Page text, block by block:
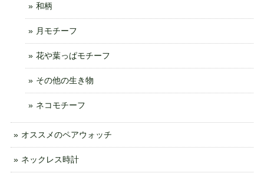
和柄
月モチーフ
花や葉っぱモチーフ
その他の生き物
ネコモチーフ
オススメのペアウォッチ
ネックレス時計